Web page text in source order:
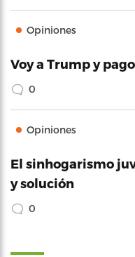
Opiniones
Voy a Trump y
0
Opiniones
El sinhogarismo
y solución
0